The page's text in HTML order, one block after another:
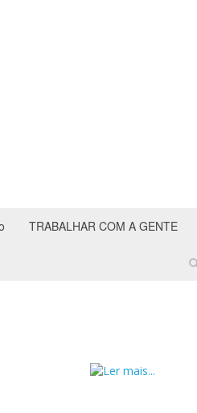
TRABALHAR COM A GENTE